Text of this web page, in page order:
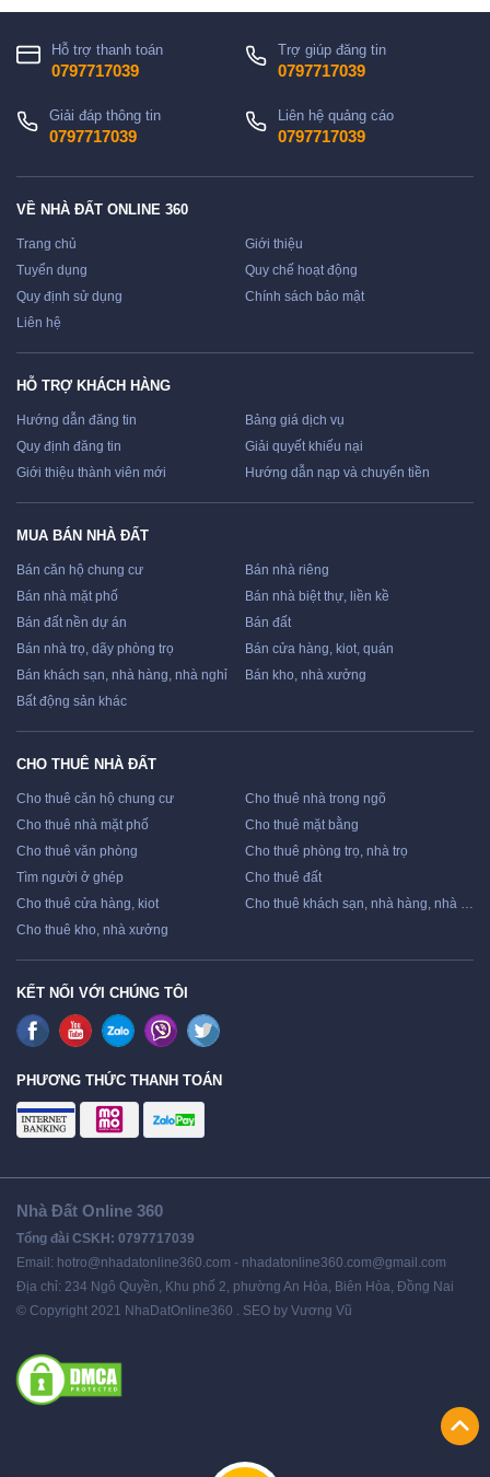
Hỗ trợ thanh toán
0797717039
Trợ giúp đăng tin
0797717039
Giải đáp thông tin
0797717039
Liên hệ quảng cáo
0797717039
VỀ NHÀ ĐẤT ONLINE 360
Trang chủ
Giới thiệu
Tuyển dụng
Quy chế hoạt động
Quy định sử dụng
Chính sách bảo mật
Liên hệ
HỖ TRỢ KHÁCH HÀNG
Hướng dẫn đăng tin
Bảng giá dịch vụ
Quy định đăng tin
Giải quyết khiếu nại
Giới thiệu thành viên mới
Hướng dẫn nạp và chuyển tiền
MUA BÁN NHÀ ĐẤT
Bán căn hộ chung cư
Bán nhà riêng
Bán nhà mặt phố
Bán nhà biệt thự, liền kề
Bán đất nền dự án
Bán đất
Bán nhà trọ, dãy phòng trọ
Bán cửa hàng, kiot, quán
Bán khách sạn, nhà hàng, nhà nghỉ
Bán kho, nhà xưởng
Bất động sản khác
CHO THUÊ NHÀ ĐẤT
Cho thuê căn hộ chung cư
Cho thuê nhà trong ngõ
Cho thuê nhà mặt phố
Cho thuê mặt bằng
Cho thuê văn phòng
Cho thuê phòng trọ, nhà trọ
Tìm người ở ghép
Cho thuê đất
Cho thuê cửa hàng, kiot
Cho thuê khách sạn, nhà hàng, nhà nghỉ
Cho thuê kho, nhà xưởng
KẾT NỐI VỚI CHÚNG TÔI
PHƯƠNG THỨC THANH TOÁN
Nhà Đất Online 360
Tổng đài CSKH: 0797717039
Email: hotro@nhadatonline360.com - nhadatonline360.com@gmail.com
Địa chỉ: 234 Ngô Quyền, Khu phố 2, phường An Hòa, Biên Hòa, Đồng Nai
© Copyright 2021 NhaDatOnline360 . SEO by Vương Vũ